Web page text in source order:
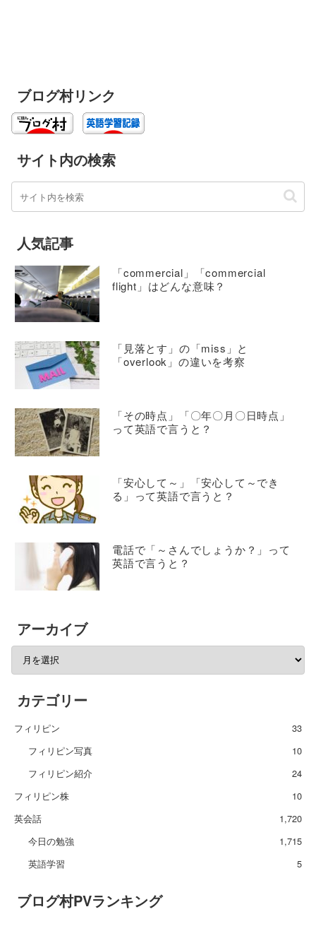
ブログ村リンク
サイト内の検索
人気記事
「commercial」「commercial
flight」はどんな意味？
「見落とす」の「miss」と
「overlook」の違いを考察
「その時点」「〇年〇月〇日時点」
って英語で言うと？
「安心して～」「安心して～でき
る」って英語で言うと？
電話で「～さんでしょうか？」って
英語で言うと？
アーカイブ
カテゴリー
フィリピン
33
フィリピン写真
10
フィリピン紹介
24
フィリピン株
10
英会話
1,720
今日の勉強
1,715
英語学習
5
ブログ村PVランキング